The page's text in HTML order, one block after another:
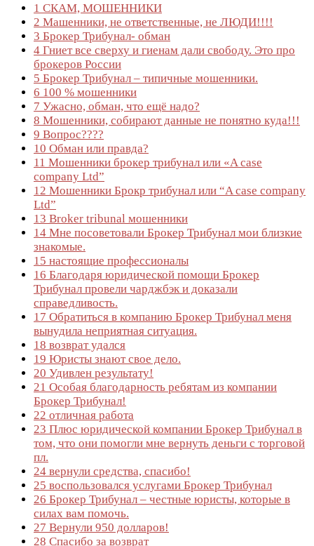
1 СКАМ, МОШЕННИКИ
2 Машенники, не ответственные, не ЛЮДИ!!!!
3 Брокер Трибунал- обман
4 Гниет все сверху и гиенам дали свободу. Это про
брокеров России
5 Брокер Трибунал – типичные мошенники.
6 100 % мошенники
7 Ужасно, обман, что ещё надо?
8 Мошенники, собирают данные не понятно куда!!!
9 Вопрос????
10 Обман или правда?
11 Мошенники брокер трибунал или «A case
company Ltd”
12 Мошенники Брокр трибунал или “A case company
Ltd”
13 Broker tribunal мошенники
14 Мне посоветовали Брокер Трибунал мои близкие
знакомые.
15 настоящие профессионалы
16 Благодаря юридической помощи Брокер
Трибунал провели чарджбэк и доказали
справедливость.
17 Обратиться в компанию Брокер Трибунал меня
вынудила неприятная ситуация.
18 возврат удался
19 Юристы знают свое дело.
20 Удивлен результату!
21 Особая благодарность ребятам из компании
Брокер Трибунал!
22 отличная работа
23 Плюс юридической компании Брокер Трибунал в
том, что они помогли мне вернуть деньги с торговой
пл.
24 вернули средства, спасибо!
25 воспользовался услугами Брокер Трибунал
26 Брокер Трибунал – честные юристы, которые в
силах вам помочь.
27 Вернули 950 долларов!
28 Спасибо за возврат